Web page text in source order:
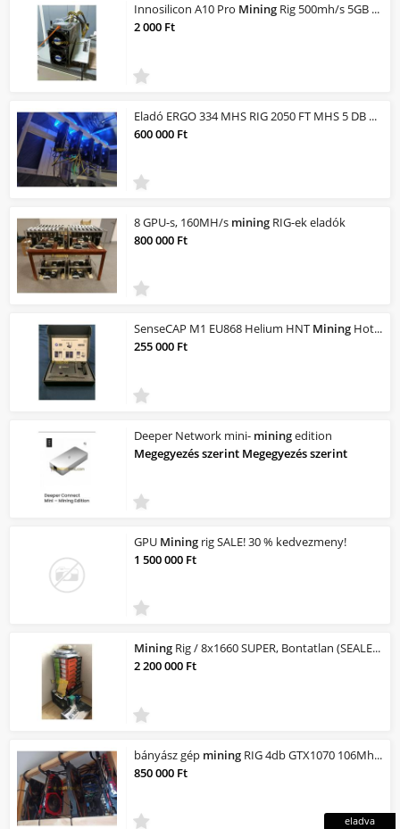
Innosilicon A10 Pro Mining Rig 500mh/s 5GB Ethereum Crypto Priority
2 000 Ft
Eladó ERGO 334 MHS RIG 2050 FT MHS 5 DB RX 470 SAPPHIRE NITRO+ 4 GB
600 000 Ft
8 GPU-s, 160MH/s mining RIG-ek eladók
800 000 Ft
SenseCAP M1 EU868 Helium HNT Mining Hotspot
255 000 Ft
Deeper Network mini- miningedition
Megegyezés szerint Megegyezés szerint
GPU Mining rig SALE! 30 % kedvezmeny!
1 500 000 Ft
Mining Rig / 8x1660 SUPER, Bontatlan (SEALED) csomagolásban / 252.85 MH/s, 720W
2 200 000 Ft
eladva
bányász gép mining RIG 4db GTX1070 106Mh/s
850 000 Ft